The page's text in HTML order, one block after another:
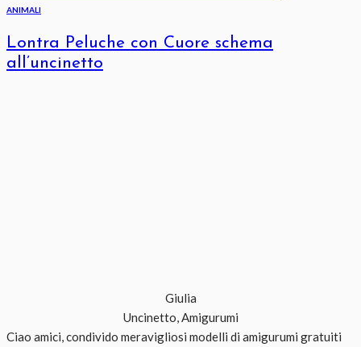
ANIMALI
Lontra Peluche con Cuore schema
all’uncinetto
Giulia
Uncinetto, Amigurumi
Ciao amici, condivido meravigliosi modelli di amigurumi gratuiti